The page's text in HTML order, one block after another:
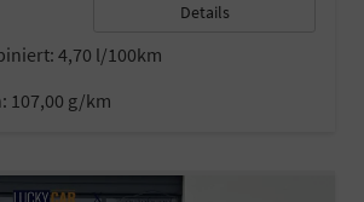
Details
4,70 l/100km
107,00 g/km